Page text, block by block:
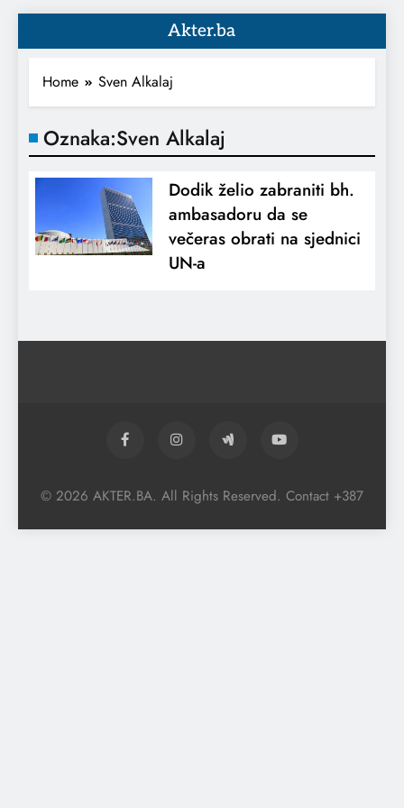
Akter.ba
Home Sven Alkalaj
Oznaka:Sven Alkalaj
Dodik želio zabraniti bh.
ambasadoru da se
večeras obrati na sjednici
UN-a
© 2026 AKTER.BA. All Rights Reserved. Contact +387